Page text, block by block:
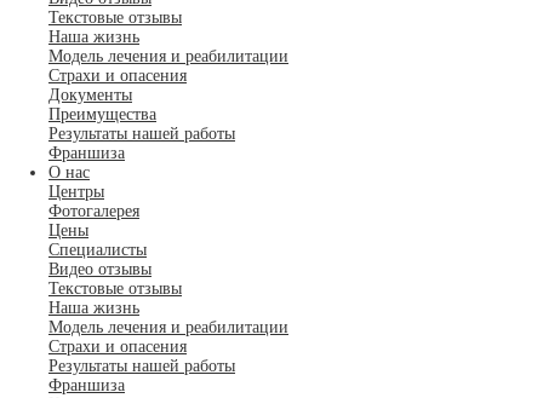
Текстовые отзывы
Наша жизнь
Модель лечения и реабилитации
Страхи и опасения
Документы
Преимущества
Результаты нашей работы
Франшиза
О нас
Центры
Фотогалерея
Цены
Специалисты
Видео отзывы
Текстовые отзывы
Наша жизнь
Модель лечения и реабилитации
Страхи и опасения
Результаты нашей работы
Франшиза